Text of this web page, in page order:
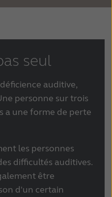
seul
auditive,
personne sur trois
a une forme de perte
les personnes
difficultés auditives.
être
d'un certain